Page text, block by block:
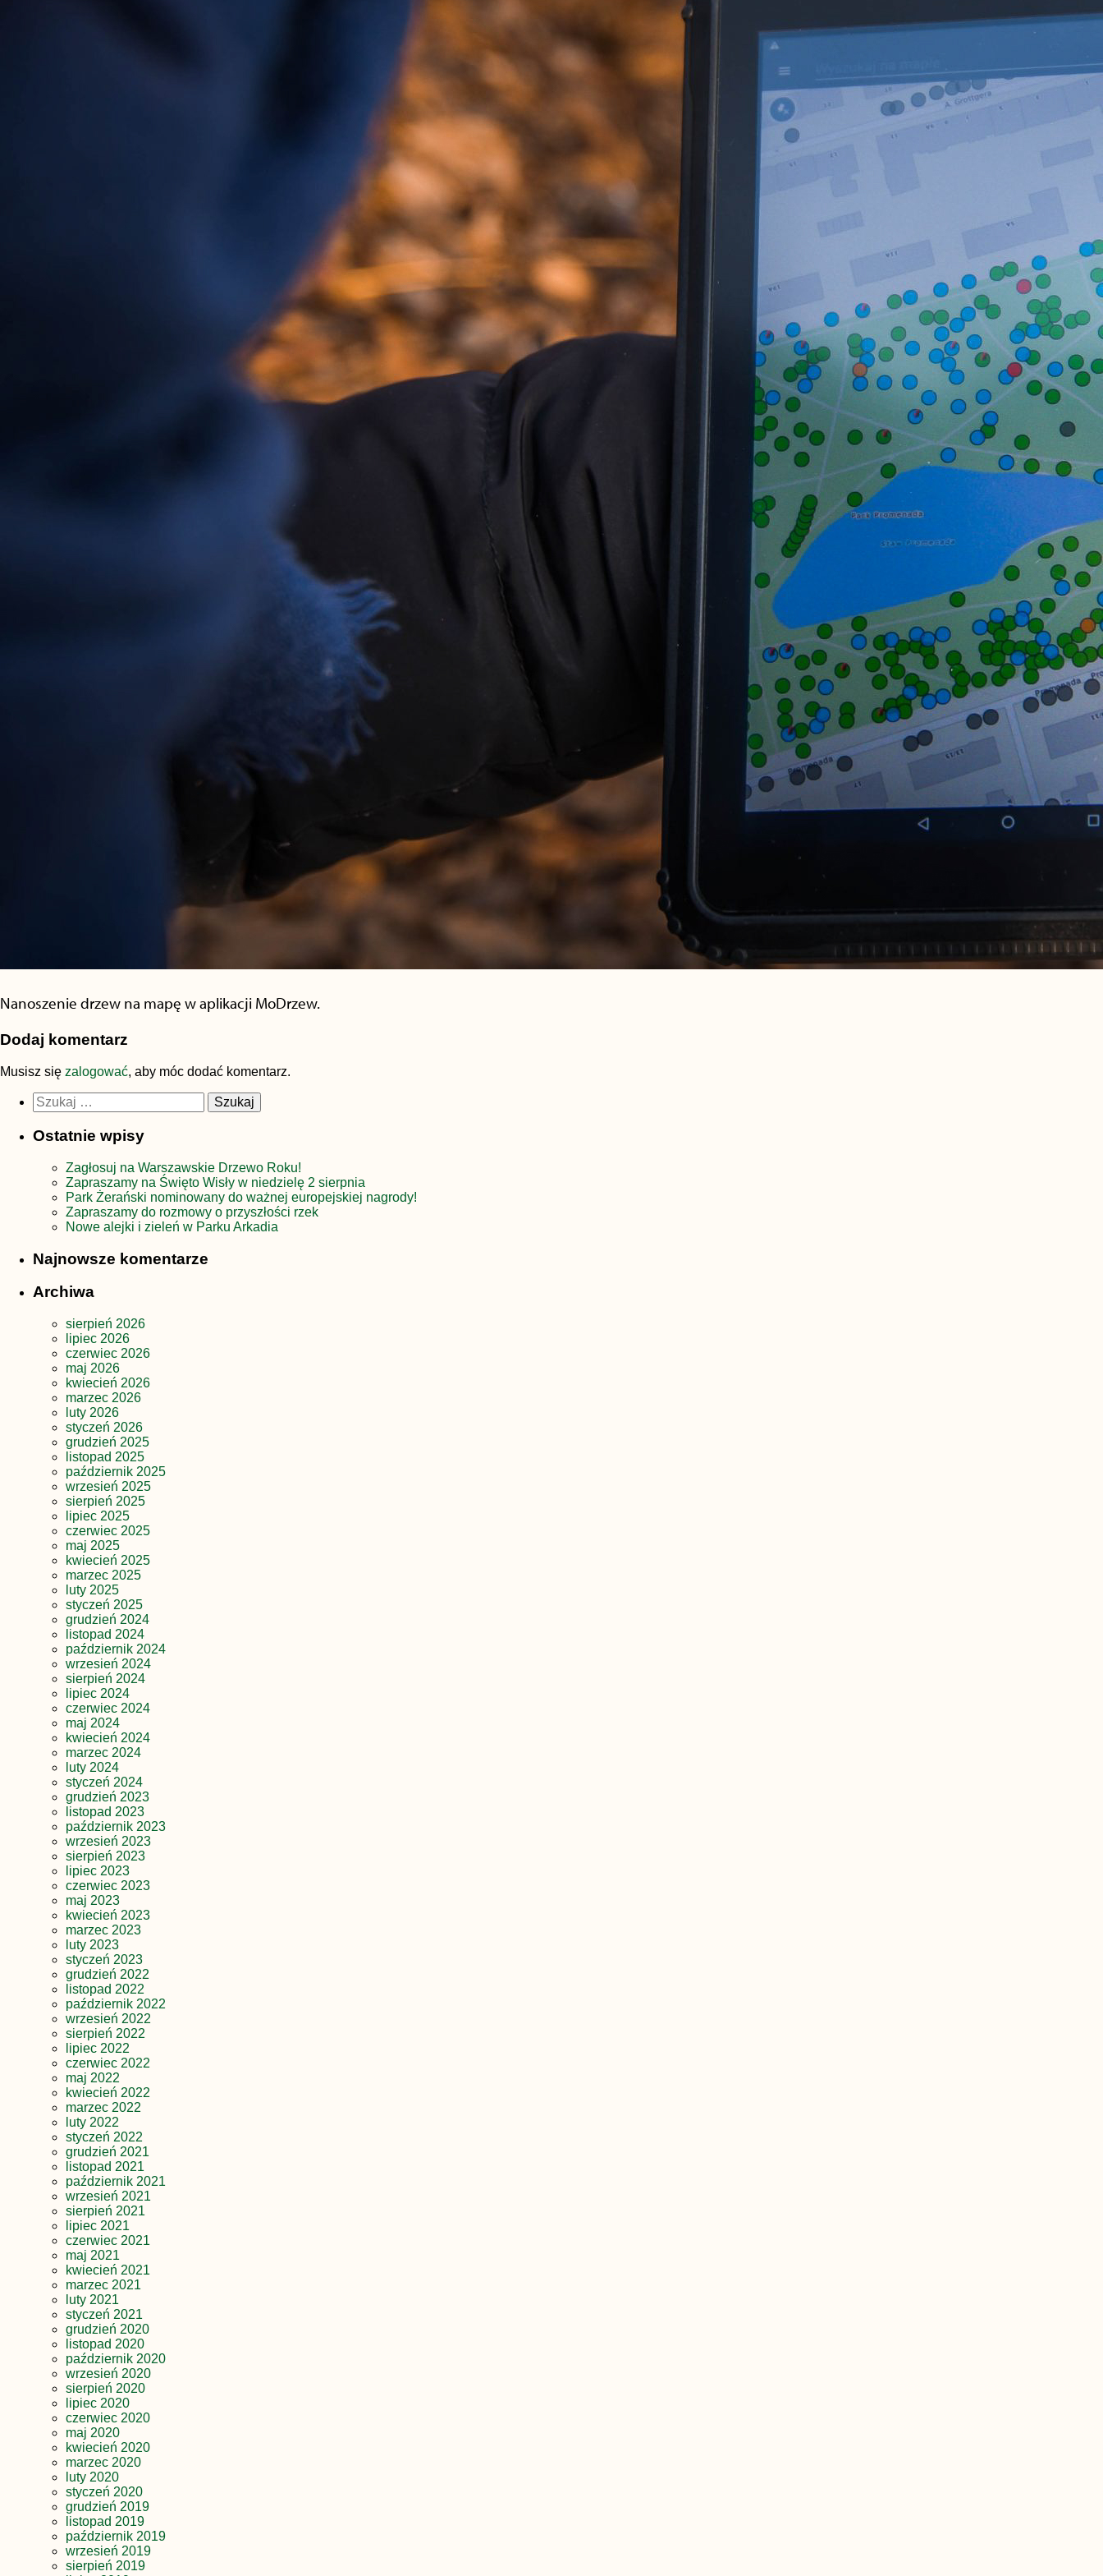
Nanoszenie drzew na mapę w aplikacji MoDrzew.
Dodaj komentarz
Musisz się zalogować, aby móc dodać komentarz.
Szukaj:
Ostatnie wpisy
Zagłosuj na Warszawskie Drzewo Roku!
Zapraszamy na Święto Wisły w niedzielę 2 sierpnia
Park Żerański nominowany do ważnej europejskiej nagrody!
Zapraszamy do rozmowy o przyszłości rzek
Nowe alejki i zieleń w Parku Arkadia
Najnowsze komentarze
Archiwa
sierpień 2026
lipiec 2026
czerwiec 2026
maj 2026
kwiecień 2026
marzec 2026
luty 2026
styczeń 2026
grudzień 2025
listopad 2025
październik 2025
wrzesień 2025
sierpień 2025
lipiec 2025
czerwiec 2025
maj 2025
kwiecień 2025
marzec 2025
luty 2025
styczeń 2025
grudzień 2024
listopad 2024
październik 2024
wrzesień 2024
sierpień 2024
lipiec 2024
czerwiec 2024
maj 2024
kwiecień 2024
marzec 2024
luty 2024
styczeń 2024
grudzień 2023
listopad 2023
październik 2023
wrzesień 2023
sierpień 2023
lipiec 2023
czerwiec 2023
maj 2023
kwiecień 2023
marzec 2023
luty 2023
styczeń 2023
grudzień 2022
listopad 2022
październik 2022
wrzesień 2022
sierpień 2022
lipiec 2022
czerwiec 2022
maj 2022
kwiecień 2022
marzec 2022
luty 2022
styczeń 2022
grudzień 2021
listopad 2021
październik 2021
wrzesień 2021
sierpień 2021
lipiec 2021
czerwiec 2021
maj 2021
kwiecień 2021
marzec 2021
luty 2021
styczeń 2021
grudzień 2020
listopad 2020
październik 2020
wrzesień 2020
sierpień 2020
lipiec 2020
czerwiec 2020
maj 2020
kwiecień 2020
marzec 2020
luty 2020
styczeń 2020
grudzień 2019
listopad 2019
październik 2019
wrzesień 2019
sierpień 2019